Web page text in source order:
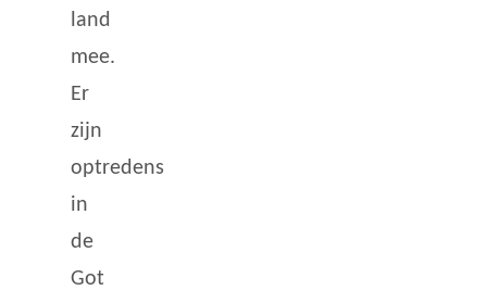
land
mee.
Er
zijn
optredens
in
de
Got